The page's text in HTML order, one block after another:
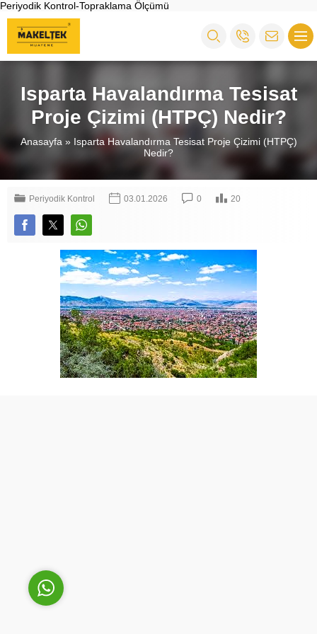
Periyodik Kontrol-Topraklama Ölçümü
Isparta Havalandırma Tesisat
Proje Çizimi (HTPÇ) Nedir?
Anasayfa » Isparta Havalandırma Tesisat Proje Çizimi (HTPÇ)
Nedir?
Periyodik Kontrol 03.01.2026 0 20